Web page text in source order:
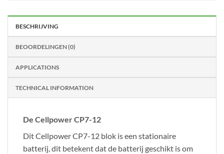
BESCHRIJVING
BEOORDELINGEN (0)
APPLICATIONS
TECHNICAL INFORMATION
De Cellpower CP7-12
Dit Cellpower CP7-12 blok is een stationaire
batterij, dit betekent dat de batterij geschikt is om